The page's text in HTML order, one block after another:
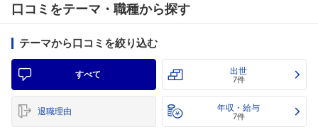
口コミをテーマ・職種から探す
テーマから口コミを絞り込む
すべて 出世
7件
退職理由 年収・給与
7件